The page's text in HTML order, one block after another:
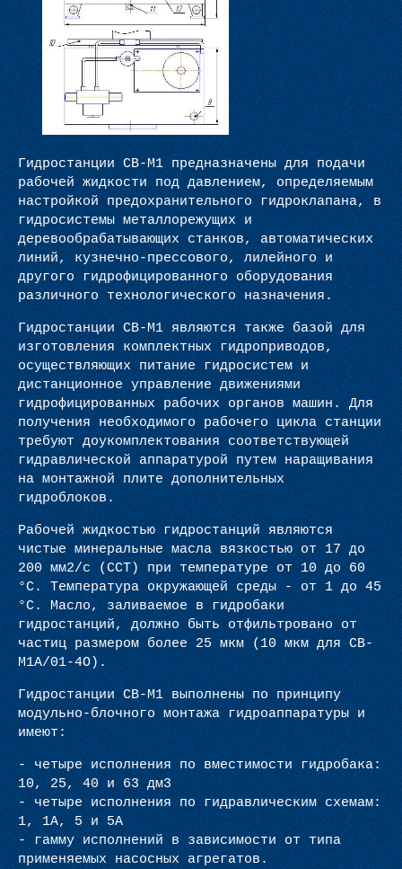
Гидростанции СВ-М1 предназначены для подачи
рабочей жидкости под давлением, определяемым
настройкой предохранительного гидроклапана, в
гидросистемы металлорежущих и
деревообрабатывающих станков, автоматических
линий, кузнечно-прессового, лилейного и
другого гидрофицированного оборудования
различного технологического назначения.
Гидростанции СВ-М1 являются также базой для
изготовления комплектных гидроприводов,
осуществляющих питание гидросистем и
дистанционное управление движениями
гидрофицированных рабочих органов машин. Для
получения необходимого рабочего цикла станции
требуют доукомплектования соответствующей
гидравлической аппаратурой путем наращивания
на монтажной плите дополнительных
гидроблоков.
Рабочей жидкостью гидростанций являются
чистые минеральные масла вязкостью от 17 до
200 мм2/с (CCT) при температуре от 10 до 60
°С. Температура окружающей среды - от 1 до 45
°С. Масло, заливаемое в гидробаки
гидростанций, должно быть отфильтровано от
частиц размером более 25 мкм (10 мкм для СВ-
М1А/01-4O).
Гидростанции СВ-М1 выполнены по принципу
модульно-блочного монтажа гидроаппаратуры и
имеют:
- четыре исполнения по вместимости гидробака:
10, 25, 40 и 63 дм3
- четыре исполнения по гидравлическим схемам:
1, 1A, 5 и 5А
- гамму исполнений в зависимости от типа
применяемых насосных агрегатов.